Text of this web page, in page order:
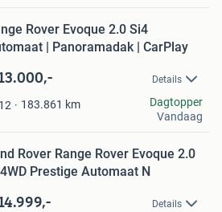
Rover Evoque 2.0 Si4
| Panoramadak | CarPlay
Details
183.861 km
Dagtopper
Vandaag
Rover Range Rover Evoque 2.0
Prestige Automaat N
Details